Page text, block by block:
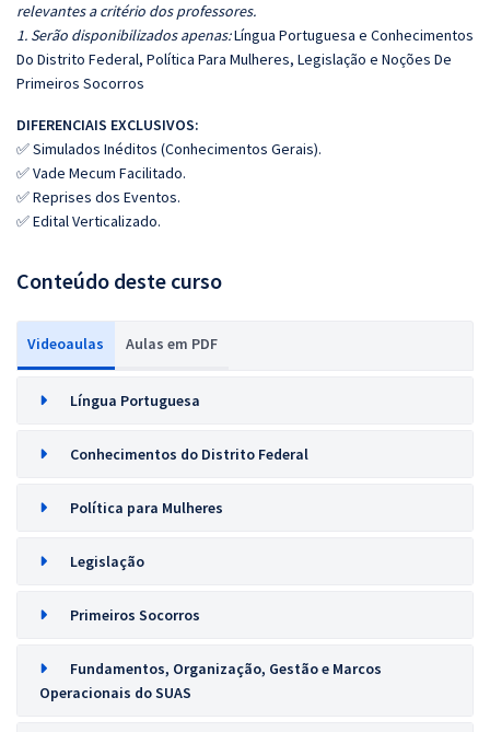
relevantes a critério dos professores.
1. Serão disponibilizados apenas:Língua Portuguesa e Conhecimentos
Do Distrito Federal, Política Para Mulheres, Legislação e Noções De
Primeiros Socorros
DIFERENCIAIS EXCLUSIVOS:
✅ Simulados Inéditos (Conhecimentos Gerais).
✅ Vade Mecum Facilitado.
✅ Reprises dos Eventos.
✅ Edital Verticalizado.
Conteúdo deste curso
Videoaulas Aulas em PDF
Língua Portuguesa
Conhecimentos do Distrito Federal
Política para Mulheres
Legislação
Primeiros Socorros
Fundamentos, Organização, Gestão e Marcos
Operacionais do SUAS